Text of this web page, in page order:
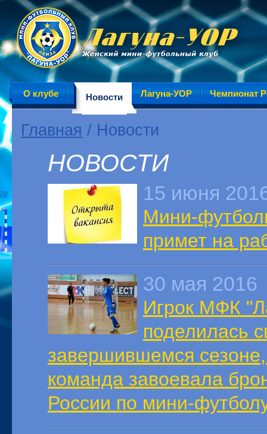
О клубе Новости Лагуна-УОР Чемпионат
Главная / Новости
НОВОСТИ
15 июня
Мини-
примет на
30 мая 2016
Игрок МФК
поделилась
завершившемся
команда завоевала
России по мини-